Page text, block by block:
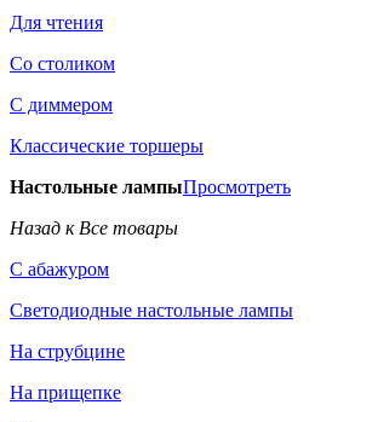
Для чтения
Со столиком
С диммером
Классические торшеры
Настольные лампыПросмотреть
Назад к Все товары
С абажуром
Светодиодные настольные лампы
На струбцине
На прищепке